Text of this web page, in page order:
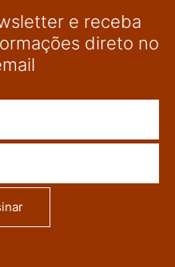
e receba
direto no